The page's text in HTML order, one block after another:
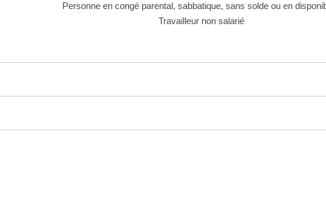
Personne en congé parental, sabbatique, sans solde ou en
Travailleur non salarié